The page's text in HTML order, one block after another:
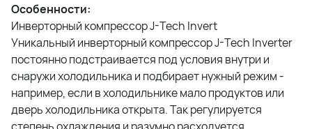
Особенности:
Инверторный компрессор J-Tech Invert
Уникальный инверторный компрессор J-Tech Inverter
постоянно подстраивается под условия внутри и
снаружи холодильника и подбирает нужный режим -
например, если в холодильнике мало продуктов или
дверь холодильника открыта. Так регулируется